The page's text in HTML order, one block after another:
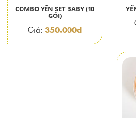
COMBO YẾN SET BABY (10
GÓI)
Giá: 350.000đ